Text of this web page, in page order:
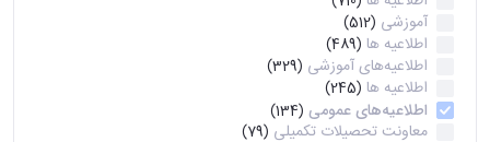
آموزشی (512)
اطلاعیه ها (489)
اطلاعیه‌های‌ آموزشی (329)
اطلاعیه ها (245)
اطلاعیه‌های عمومی (134)
معاونت تحصیلات تکمیلی (79)